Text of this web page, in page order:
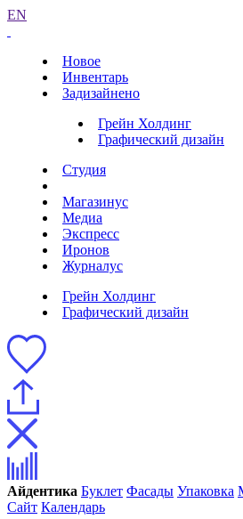
EN
Новое
Инвентарь
Задизайнено
Грейн Холдинг
Графический дизайн
Студия
Магазинус
Медиа
Экспресс
Иронов
Журналус
Грейн Холдинг
Графический дизайн
Айдентика Буклет Фасады Упаковка
Сайт Календарь